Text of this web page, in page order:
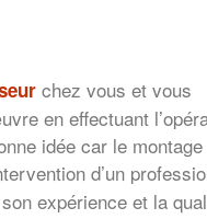
chez vous et vous
en effectuant
idée car le montage
d’un
expérience et la